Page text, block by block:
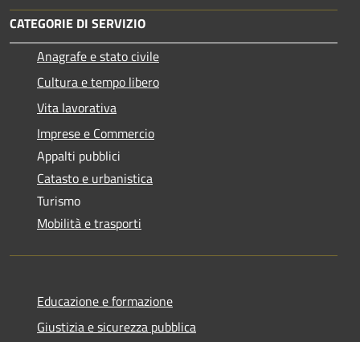
CATEGORIE DI SERVIZIO
Anagrafe e stato civile
Cultura e tempo libero
Vita lavorativa
Imprese e Commercio
Appalti pubblici
Catasto e urbanistica
Turismo
Mobilità e trasporti
Educazione e formazione
Giustizia e sicurezza pubblica